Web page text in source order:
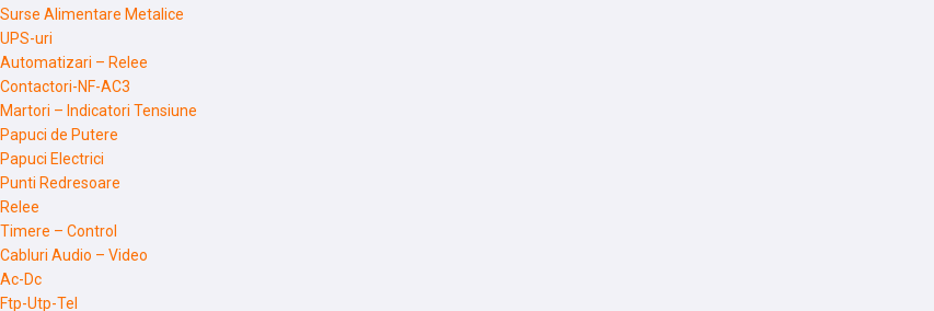
Surse Alimentare Metalice
UPS-uri
Automatizari – Relee
Contactori-NF-AC3
Martori – Indicatori Tensiune
Papuci de Putere
Papuci Electrici
Punti Redresoare
Relee
Timere – Control
Cabluri Audio – Video
Ac-Dc
Ftp-Utp-Tel